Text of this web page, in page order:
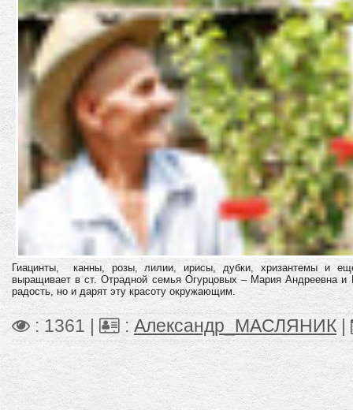
Гиацинты, канны, розы, лилии, ирисы, дубки, хризантемы и
выращивает в ст. Отрадной семья Огурцовых – Мария Андреевна
радость, но и дарят эту красоту окружающим.
: 1361 | : Александр_МАСЛЯНИК